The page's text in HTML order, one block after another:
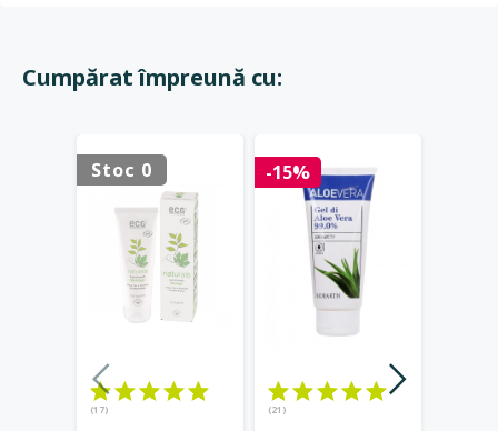
Cumpărat împreună cu:
Stoc 0
(17)
-15%
(21)